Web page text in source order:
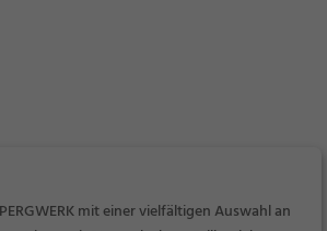
mit einer vielfältigen Auswahl an